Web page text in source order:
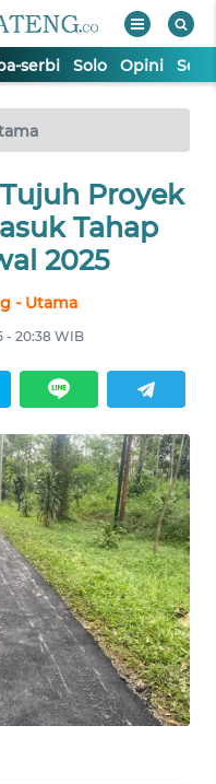
serbi Solo Opini
Proyek
Tahap
2025
- Utama
- 20:38 WIB